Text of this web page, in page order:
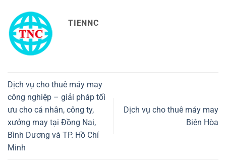
TIENNC
Dịch vụ cho thuê máy may
công nghiệp – giải pháp tối
ưu cho cá nhân, công ty,
xưởng may tại Đồng Nai,
Bình Dương và TP. Hồ Chí
Minh
Dịch vụ cho thuê máy may
Biên Hòa